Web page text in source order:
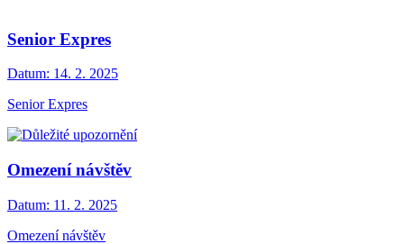
Senior Expres
Datum: 14. 2. 2025
Senior Expres
Omezení návštěv
Datum: 11. 2. 2025
Omezení návštěv